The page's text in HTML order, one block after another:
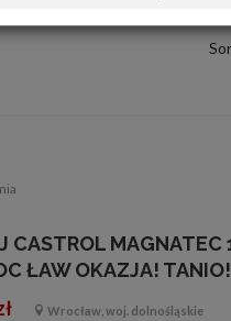
CASTROL
ŁAW OKAZJA! TANIO!
Wrocław, woj. dolnośląskie